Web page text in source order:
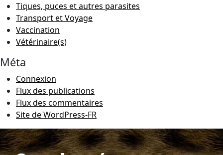
Tiques, puces et autres parasites
Transport et Voyage
Vaccination
Vétérinaire(s)
Méta
Connexion
Flux des publications
Flux des commentaires
Site de WordPress-FR